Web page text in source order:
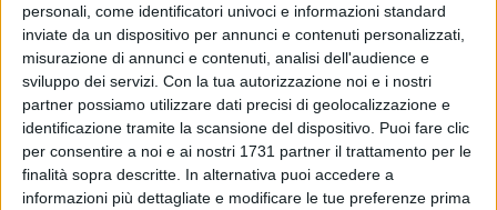
personali, come identificatori univoci e informazioni standard
inviate da un dispositivo per annunci e contenuti personalizzati,
misurazione di annunci e contenuti, analisi dell'audience e
sviluppo dei servizi. Con la tua autorizzazione noi e i nostri
partner possiamo utilizzare dati precisi di geolocalizzazione e
identificazione tramite la scansione del dispositivo. Puoi fare clic
per consentire a noi e ai nostri 1731 partner il trattamento per le
finalità sopra descritte. In alternativa puoi accedere a
informazioni più dettagliate e modificare le tue preferenze prima
Nell'ambito del Sistema operativo nazionale di previsione e
prevenzione degli effetti del caldo sulla salute, coordinato
dal Ministero, sono elaborati dal Dipartimento di
Epidemiologia della Regione Lazio i bollettini giornalieri sulle
ondate di calore, pubblicati dal lunedì al venerdì, a partire da
metà maggio fino a metà settembre.
Livelli di rischio